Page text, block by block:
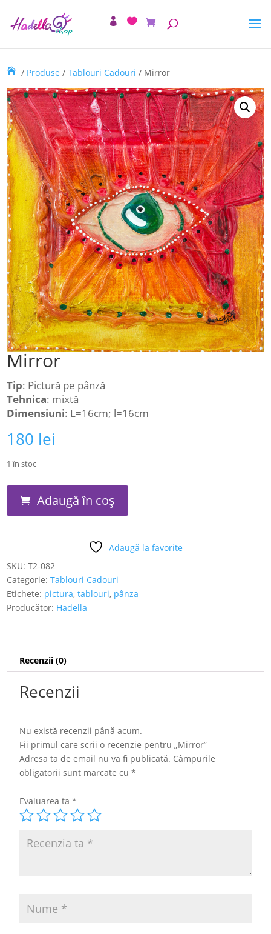
/ Produse /Tablouri Cadouri / Mirror
Mirror
Tip: Pictură pe pânză
Tehnica: mixtă
Dimensiuni: L=16cm; l=16cm
180 lei
1 în stoc
Mirror
Adaugă în coș
Adaugă la favorite
SKU:T2-082
Categorie:Tablouri Cadouri
Etichete: pictura,tablouri, pânza
Producător: Hadella
Recenzii (0)
Recenzii
Nu există recenzii până acum.
Fii primul care scrii o recenzie pentru „Mirror”
Adresa ta de email nu va fi publicată. Câmpurile
obligatorii sunt marcate cu*
Evaluarea ta*